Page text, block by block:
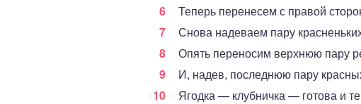
Теперь перенесем с правой
Снова надеваем пару
Опять переносим верхнюю пару
И, надев, последнюю пару
Ягодка — клубничка — готова и